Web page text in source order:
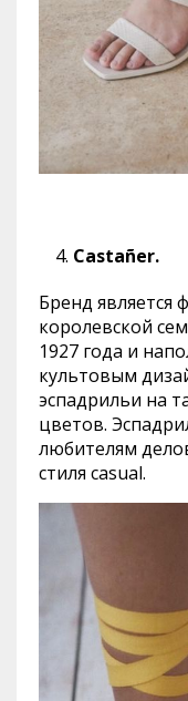
Castañer.
Бренд
королевской
1927 года и
культовым
эспадрильи на
цветов.
любителям
стиля casual.